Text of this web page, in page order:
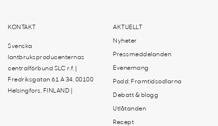
KONTAKT
Svenska
lantbruksproducenternas
centralförbund SLC r.f. |
Fredriksgatan 61 A 34, 00100
Helsingfors, FINLAND |
AKTUELLT
Nyheter
Pressmeddelanden
Evenemang
Podd: Framtidsodlarna
Debatt & blogg
Utlåtanden
Recept